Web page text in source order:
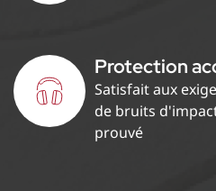
Protection
Satisfait aux
de bruits
prouvé